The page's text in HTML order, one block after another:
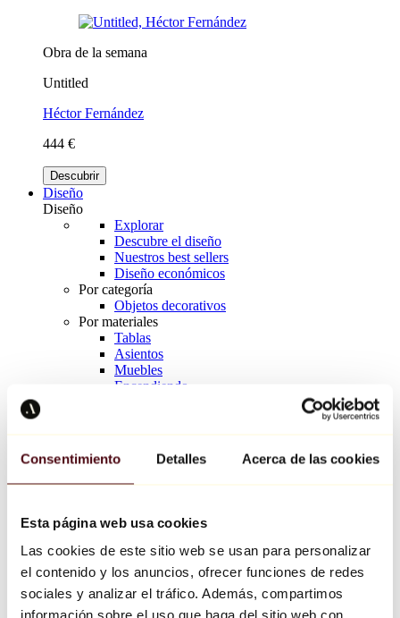
Consentimiento Detalles Acerca de las cookies
Esta página web usa cookies
Las cookies de este sitio web se usan para personalizar
el contenido y los anuncios, ofrecer funciones de redes
sociales y analizar el tráfico. Además, compartimos
información sobre el uso que haga del sitio web con
Obra de la semana
Untitled
Héctor Fernández
444 €
Descubrir
Diseño
Diseño
Explorar
Descubre el diseño
Nuestros best sellers
Diseño económicos
Por categoría
Objetos decorativos
Por materiales
Tablas
Asientos
Muebles
Encendiendo
Richard Orlinski
Keith Haring
Jeff Koons
Jean-Michel Basquiat
Todos los diseñadores
Obra de la semana